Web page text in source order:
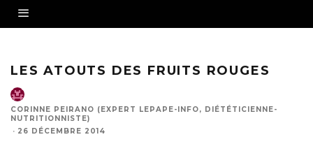
LES ATOUTS DES FRUITS ROUGES
CORINNE PEIRANO (EXPERT LEPAPE-INFO, DIÉTÉTICIENNE-
NUTRITIONNISTE)
· 26 DÉCEMBRE 2014